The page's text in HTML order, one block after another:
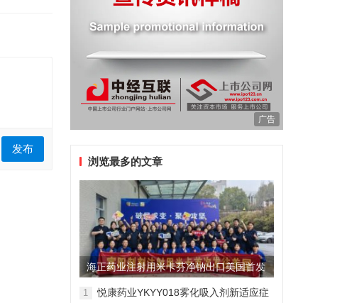
发布
广告
浏览最多的文章
海正药业注射用米卡芬净钠出口美国首发
制剂全球化迈出关键一步
1
悦康药业YKYY018雾化吸入剂新适应症